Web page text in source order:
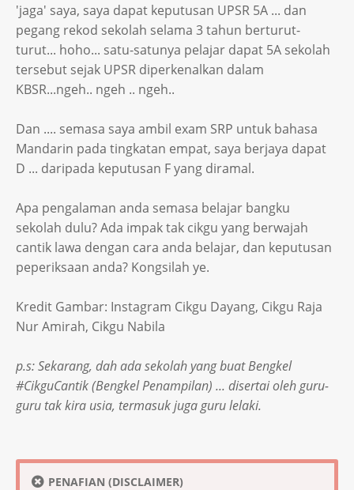
'jaga' saya, saya dapat keputusan UPSR 5A ... dan
pegang rekod sekolah selama 3 tahun berturut-
turut... hoho... satu-satunya pelajar dapat 5A sekolah
tersebut sejak UPSR diperkenalkan dalam
KBSR...ngeh.. ngeh .. ngeh..
Dan .... semasa saya ambil exam SRP untuk bahasa
Mandarin pada tingkatan empat, saya berjaya dapat
D ... daripada keputusan F yang diramal.
Apa pengalaman anda semasa belajar bangku
sekolah dulu? Ada impak tak cikgu yang berwajah
cantik lawa dengan cara anda belajar, dan keputusan
peperiksaan anda? Kongsilah ye.
Kredit Gambar: Instagram Cikgu Dayang, Cikgu Raja
Nur Amirah, Cikgu Nabila
p.s: Sekarang, dah ada sekolah yang buat Bengkel
#CikguCantik (Bengkel Penampilan) ... disertai oleh guru-
guru tak kira usia, termasuk juga guru lelaki.
PENAFIAN (DISCLAIMER)